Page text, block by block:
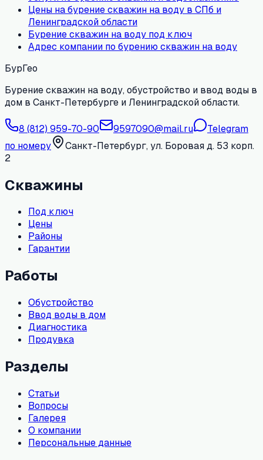
Цены на бурение скважин на воду в СПб и
Ленинградской области
Бурение скважин на воду под ключ
Адрес компании по бурению скважин на воду
БурГео
Бурение скважин на воду, обустройство и ввод воды в
дом в Санкт-Петербурге и Ленинградской области.
8 (812) 959-70-90 9597090@mail.ru
Telegram
по номеру
Санкт-Петербург, ул. Боровая д. 53 корп.
2
Скважины
Под ключ
Цены
Районы
Гарантии
Работы
Обустройство
Ввод воды в дом
Диагностика
Продувка
Разделы
Статьи
Вопросы
Галерея
О компании
Персональные данные